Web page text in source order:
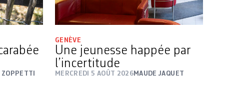
GENÈVE
Une jeunesse happée par
l’incertitude
MERCREDI 5 AOÛT 2026 MAUDE JAQUET